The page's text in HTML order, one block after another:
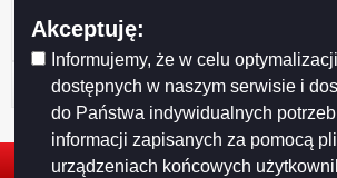
Akceptuję:
Informujemy, że w celu
dostępnych w naszym serwisie i
do Państwa indywidualnych
informacji zapisanych za pomocą
urządzeniach końcowych
Historia strony